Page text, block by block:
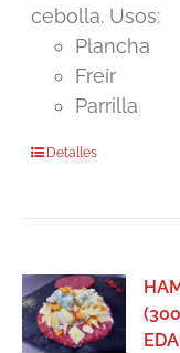
cebolla. Usos:
Plancha
Freír
Parrilla
Detalles